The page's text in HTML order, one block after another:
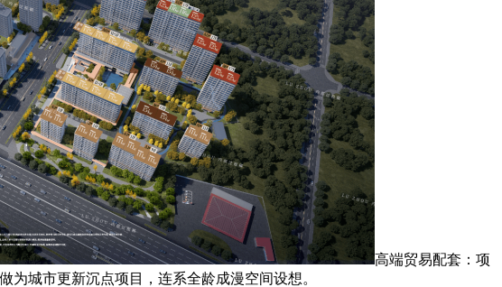
高端贸易配套：项
为城市更新沉点项目，连系全龄成漫空间设想。